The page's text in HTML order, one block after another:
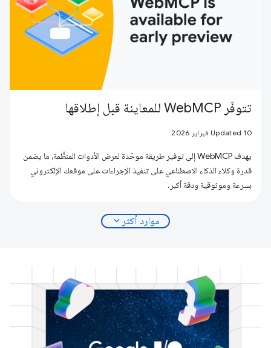
تتوفّر WebMCP للمعاينة قبل إطلاقها
Updated 10 فبراير 2026
يهدف WebMCP إلى توفير طريقة موحّدة لعرض الأدوات المنظَّمة، ما يضمن
قدرة وكلاء الذكاء الاصطناعي على تنفيذ الإجراءات على موقعك الإلكتروني
بسرعة وموثوقية ودقة أكبر.
موارد أكثر expand_more